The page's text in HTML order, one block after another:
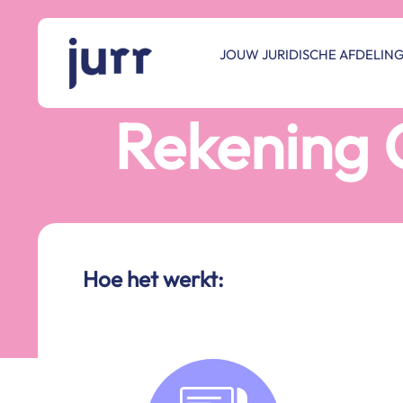
JOUW JURIDISCHE AFDELING
Rekening
Hoe het werkt: